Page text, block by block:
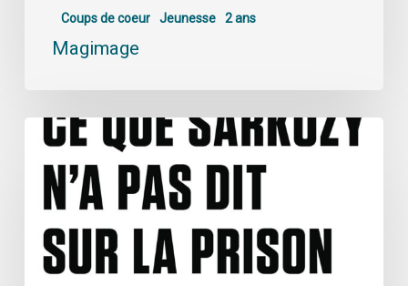
Coups de coeur Jeunesse 2 ans
Magimage